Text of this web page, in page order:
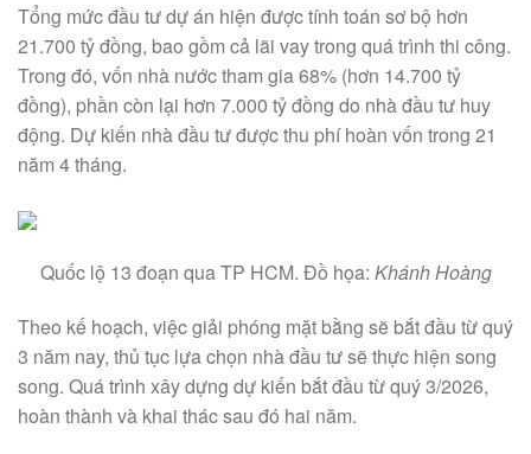
Tổng mức đầu tư dự án hiện được tính toán sơ bộ hơn
21.700 tỷ đồng, bao gồm cả lãi vay trong quá trình thi công.
Trong đó, vốn nhà nước tham gia 68% (hơn 14.700 tỷ
đồng), phần còn lại hơn 7.000 tỷ đồng do nhà đầu tư huy
động. Dự kiến nhà đầu tư được thu phí hoàn vốn trong 21
năm 4 tháng.
Quốc lộ 13 đoạn qua TP HCM. Đồ họa: Khánh Hoàng
Theo kế hoạch, việc giải phóng mặt bằng sẽ bắt đầu từ quý
3 năm nay, thủ tục lựa chọn nhà đầu tư sẽ thực hiện song
song. Quá trình xây dựng dự kiến bắt đầu từ quý 3/2026,
hoàn thành và khai thác sau đó hai năm.